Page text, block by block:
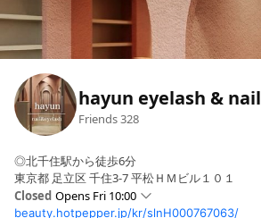
hayun eyelash & nail
Friends328
◎北千住駅から徒歩6分
東京都 足立区 千住3-7 平松ＨＭビル１０１
Closed Opens Fri 10:00
beauty.hotpepper.jp/kr/slnH000767063/